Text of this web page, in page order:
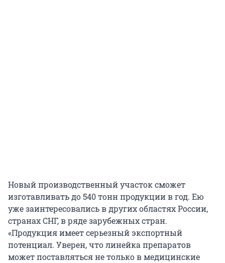
Новый производственный участок сможет
изготавливать до 540 тонн продукции в год. Ею
уже заинтересовались в других областях России,
странах СНГ, в ряде зарубежных стран.
«Продукция имеет серьезный экспортный
потенциал. Уверен, что линейка препаратов
может поставляться не только в медицинские